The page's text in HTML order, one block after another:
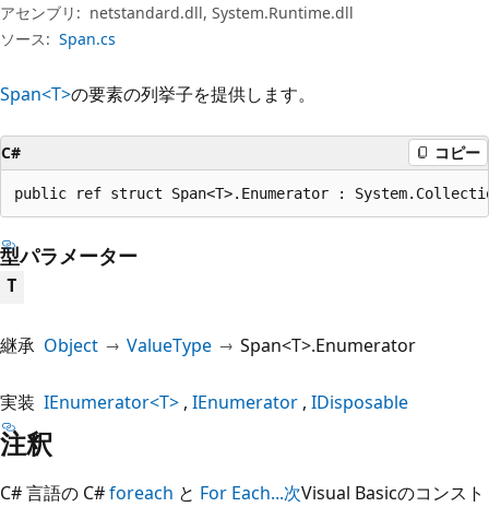
アセンブリ: netstandard.dll, System.Runtime.dll
ソース: Span.cs
Span<T>の要素の列挙子を提供します。
C# コピー
public ref struct Span<T>.Enumerator :
型パラメーター
T
継承 Object ValueType Span<T>.Enumerator
実装 IEnumerator<T> IEnumerator IDisposable
注釈
C# 言語の C#foreach と For Each...次Visual Basicのコンスト